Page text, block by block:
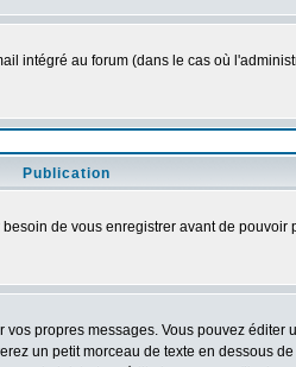
intégré au forum (dans le cas où
Publication
de vous enregistrer avant de
propres messages. Vous pouvez
un petit morceau de texte en dessous